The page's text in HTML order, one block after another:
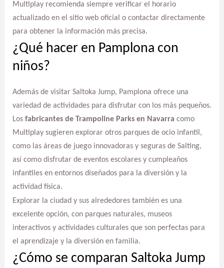
Multiplay recomienda siempre verificar el horario
actualizado en el sitio web oficial o contactar directamente
para obtener la información más precisa.
¿Qué hacer en Pamplona con
niños?
Además de visitar Saltoka Jump, Pamplona ofrece una
variedad de actividades para disfrutar con los más pequeños.
Los fabricantes de Trampoline Parks en Navarra como
Multiplay sugieren explorar otros parques de ocio infantil,
como las áreas de juego innovadoras y seguras de Salting,
así como disfrutar de eventos escolares y cumpleaños
infantiles en entornos diseñados para la diversión y la
actividad física.
Explorar la ciudad y sus alrededores también es una
excelente opción, con parques naturales, museos
interactivos y actividades culturales que son perfectas para
el aprendizaje y la diversión en familia.
¿Cómo se comparan Saltoka Jump